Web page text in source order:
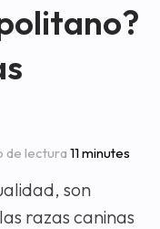
de lectura 11 minutes
son
razas caninas